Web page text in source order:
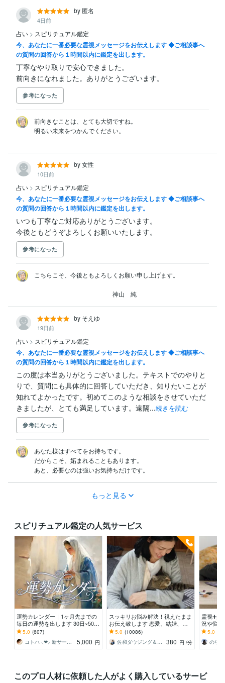
by 匿名
4日前
占い > スピリチュアル鑑定
今、あなたに一番必要な霊視メッセージをお伝えします ◆ご相談事へ
の質問の回答から１時間以内に鑑定を出します。
丁寧なやり取りで安心できました。
前向きになれました。ありがとうございます。
参考になった
前向きなことは、とても大切ですね。
by 女性
10日前
占い > スピリチュアル鑑定
今、あなたに一番必要な霊視メッセージをお伝えします ◆ご相談事へ
の質問の回答から１時間以内に鑑定を出します。
いつも丁寧なご対応ありがとうございます。
今後ともどうぞよろしくお願いいたします。
参考になった
こちらこそ、今後ともよろしくお願い申し上げます。
神山　純
by そえゆ
19日前
占い > スピリチュアル鑑定
今、あなたに一番必要な霊視メッセージをお伝えします ◆ご相談事へ
の質問の回答から１時間以内に鑑定を出します。
この度は本当ありがとうございました。テキストでのやりと
りで、質問にも具体的に回答していただき、知りたいことが
知れてよかったです。初めてこのような相談をさせていただ
きましたが、とても満足しています。遠隔...続きを読む
参考になった
あなた様はすべてをお持ちです。
だからこそ、妬まれることもあります。
あと、必要なのは強いお気持ちだけです。
もっと見る
スピリチュアル鑑定の人気サービス
運勢カレンダー｜1ヶ月先までの
毎日の運勢を出します 30日×500
字のおよそ1万5千文字で細かく詳
細に記します
5.0 (607)
コトハ ⸜❤︎⸝ 新サービス提供開始✨️
5,000 円
スッキリお悩み解決！視えたまま
お伝え致します 恋愛、結婚、人
間関係、仕事、人生、ペットの気
持ち等◎祈願付き
5.0 (10086)
佐和ダウジング＆スピリットメンター
380 円 /分
霊視➕
況や悩
末裔 |プ
や未来
5.0
のり
このプロ人材に依頼した人がよく購入しているサービ